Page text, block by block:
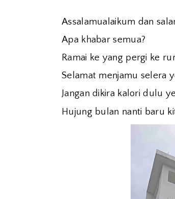
Assalamualaikum dan
Apa khabar semua?
Ramai ke yang pergi ke
Selamat menjamu selera
Jangan dikira kalori dulu
Hujung bulan nanti baru